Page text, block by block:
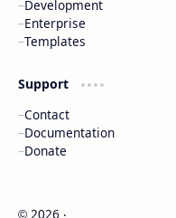
Development
Enterprise
Templates
Support
Contact
Documentation
Donate
© 2026 ‧